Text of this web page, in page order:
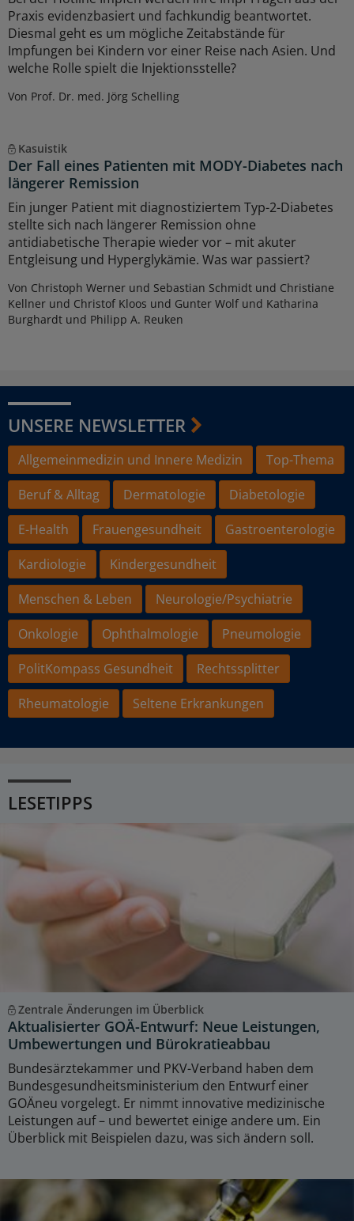
Praxis evidenzbasiert und fachkundig beantwortet.
Diesmal geht es um mögliche Zeitabstände für
Impfungen bei Kindern vor einer Reise nach Asien. Und
welche Rolle spielt die Injektionsstelle?
Von Prof. Dr. med. Jörg Schelling
Kasuistik
Der Fall eines Patienten mit MODY-Diabetes nach
längerer Remission
Ein junger Patient mit diagnostiziertem Typ-2-Diabetes
stellte sich nach längerer Remission ohne
antidiabetische Therapie wieder vor – mit akuter
Entgleisung und Hyperglykämie. Was war passiert?
Von Christoph Werner und Sebastian Schmidt und Christiane
Kellner und Christof Kloos und Gunter Wolf und Katharina
Burghardt und Philipp A. Reuken
UNSERE NEWSLETTER
Allgemeinmedizin und Innere Medizin
Top-Thema
Beruf & Alltag
Dermatologie
Diabetologie
E-Health
Frauengesundheit
Gastroenterologie
Kardiologie
Kindergesundheit
Menschen & Leben
Neurologie/Psychiatrie
Onkologie
Ophthalmologie
Pneumologie
PolitKompass Gesundheit
Rechtssplitter
Rheumatologie
Seltene Erkrankungen
LESETIPPS
Zentrale Änderungen im Überblick
Aktualisierter GOÄ-Entwurf: Neue Leistungen,
Umbewertungen und Bürokratieabbau
Bundesärztekammer und PKV-Verband haben dem
Bundesgesundheitsministerium den Entwurf einer
GOÄneu vorgelegt. Er nimmt innovative medizinische
Leistungen auf – und bewertet einige andere um. Ein
Überblick mit Beispielen dazu, was sich ändern soll.